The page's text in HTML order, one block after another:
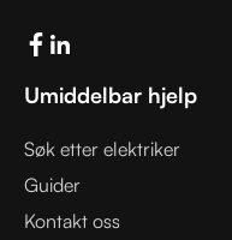
Umiddelbar hjelp
Søk etter elektriker
Guider
Kontakt oss